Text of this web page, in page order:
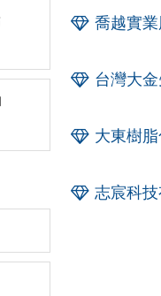
喬越實
台灣大
大東樹
志宸科